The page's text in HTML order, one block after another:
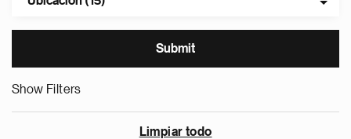
Show Filters
Limpiar todo